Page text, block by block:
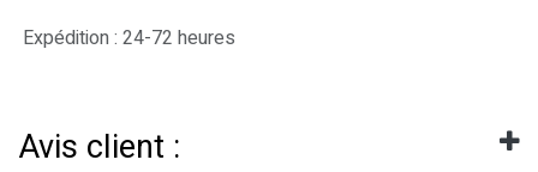
Expédition : 24-72 heures
Avis client :